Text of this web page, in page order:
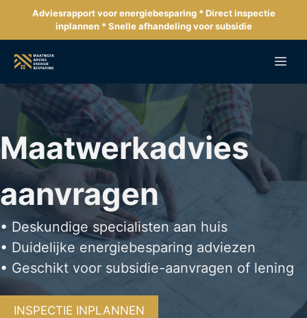
de
inhoud
Adviesrapport voor energiebesparing * Direct inspectie
inplannen * Snelle afhandeling voor subsidie
Maatwerkadvies
aanvragen
• Deskundige specialisten aan huis
• Duidelijke energiebesparing adviezen
• Geschikt voor subsidie-aanvragen of lening
INSPECTIE INPLANNEN